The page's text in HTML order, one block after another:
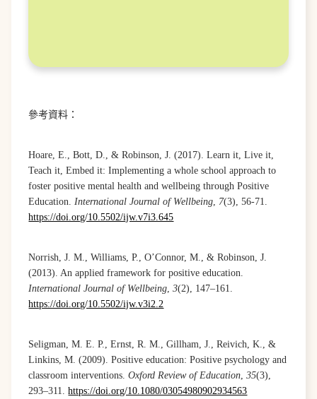
參考資料：
Hoare, E., Bott, D., & Robinson, J. (2017). Learn it, Live it,
Teach it, Embed it: Implementing a whole school approach to
foster positive mental health and wellbeing through Positive
Education. International Journal of Wellbeing 7(3), 56-71.
https://doi.org/10.5502/ijw.v7i3.645
Norrish, J. M., Williams, P., O’Connor, M., & Robinson, J.
(2013). An applied framework for positive education.
International Journal of Wellbeing ,3(2), 147–161.
https://doi.org/10.5502/ijw.v3i2.2
Seligman, M. E. P., Ernst, R. M., Gillham, J., Reivich, K., &
Linkins, M. (2009). Positive education: Positive psychology and
classroom interventions.Oxford Review of Education ,35(3),
293–311.https://doi.org/10.1080/03054980902934563